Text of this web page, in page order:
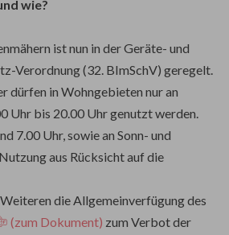
wie?
ist nun in der Geräte- und
Verordnung (32. BImSchV) geregelt.
dürfen in Wohngebieten nur an
Uhr bis 20.00 Uhr genutzt werden.
7.00 Uhr, sowie an Sonn- und
aus Rücksicht auf die
die Allgemeinverfügung des
(zum Dokument) zum Verbot der